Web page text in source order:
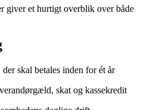
giver et hurtigt overblik over både
skal betales inden for ét år
skat og kassekredit